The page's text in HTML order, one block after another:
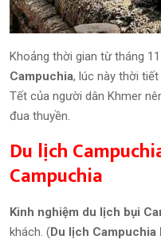
Khoảng thời gian từ tháng
Campuchia, lúc này thời
Tết của người dân Khmer
đua thuyền.
Du lịch
Campuchia
Kinh nghiệm du lịch bụi
khách. (Du lịch Campuchia